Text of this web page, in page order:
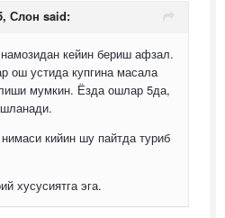
Слон said:
кейин бериш афзал.
ош устида купгина масала
мумкин. Ёзда ошлар 5да,
кийин шу пайтда туриб
хусусиятга эга.